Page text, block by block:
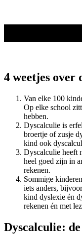
4 weetjes over
Van elke 100
Op elke school
hebben.
Dyscalculie is
broertje of zusje
kind ook
Dyscalculie heeft
heel goed zijn in
rekenen.
Sommige
iets anders,
kind dyslexie én
rekenen én met
Dyscalculie: